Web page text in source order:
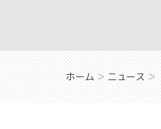
ホーム ニュース